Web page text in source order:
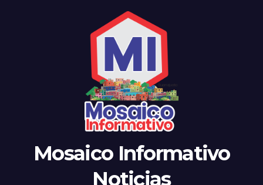
Mosaico Informativo
Noticias